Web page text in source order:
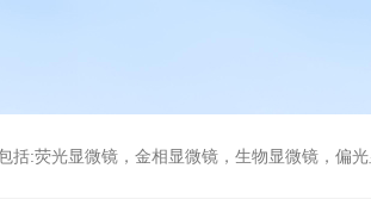
括:荧光显微镜，金相显微镜，生物显微镜，偏